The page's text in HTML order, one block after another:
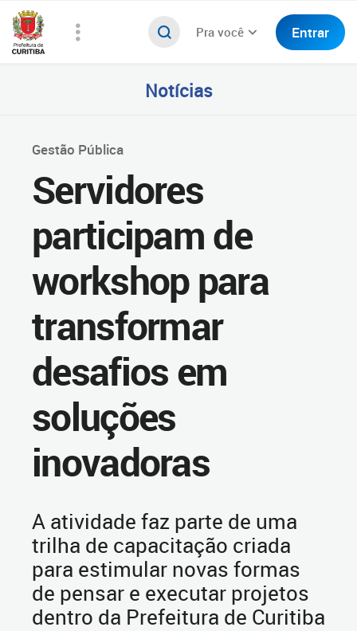
Pra você Entrar
Notícias
Gestão Pública
Servidores
participam de
workshop para
transformar
desafios em
soluções
inovadoras
A atividade faz parte de uma
trilha de capacitação criada
para estimular novas formas
de pensar e executar projetos
dentro da Prefeitura de Curitiba